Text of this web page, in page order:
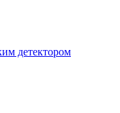
детектором